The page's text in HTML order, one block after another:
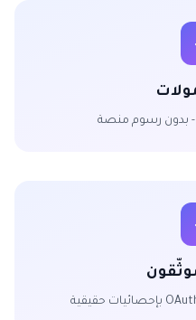
- بدون رسوم منصة